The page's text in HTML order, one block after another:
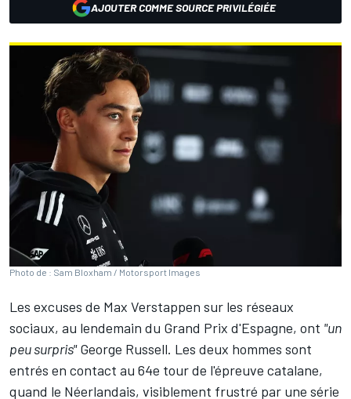
AJOUTER COMME SOURCE PRIVILÉGIÉE
Photo de : Sam Bloxham / Motorsport Images
Les excuses de Max Verstappen sur les réseaux
sociaux, au lendemain du Grand Prix d'Espagne, ont "un
peu surpris" George Russell. Les deux hommes sont
entrés en contact au 64e tour de l'épreuve catalane,
quand le Néerlandais, visiblement frustré par une série